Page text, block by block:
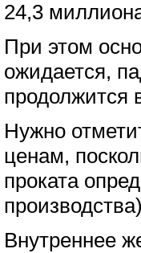
24,3
При этом
ожидается,
продолжится
Нужно
ценам,
проката
Внутреннее